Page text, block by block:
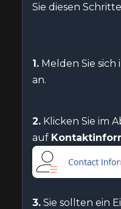
Sie diesen
1. Melden Sie
an.
2. Klicken Sie im
auf
3. Sie sollten ein